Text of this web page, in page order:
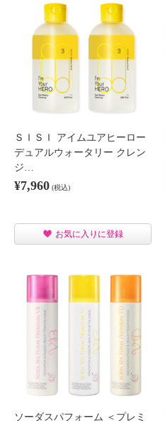
ＳＩＳＩ アイムユアヒーロー
デュアルウォータリー クレン
ジ…
¥7,960 (税込)
お気に入りに登録
ソーダスパフォーム ＜プレミ